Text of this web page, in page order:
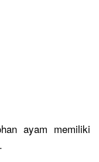
ayam memiliki